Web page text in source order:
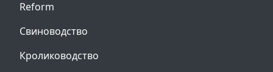
Reform
Свиноводство
Кролиководство